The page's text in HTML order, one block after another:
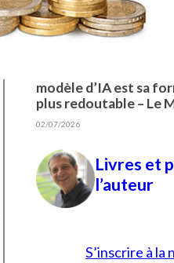
Coût et prix des
bas-carbone : qui paie
La neutralité
modèle d’IA est sa
plus redoutable – Le
02/07/2026
Livres et
l’auteur
S’inscrire à